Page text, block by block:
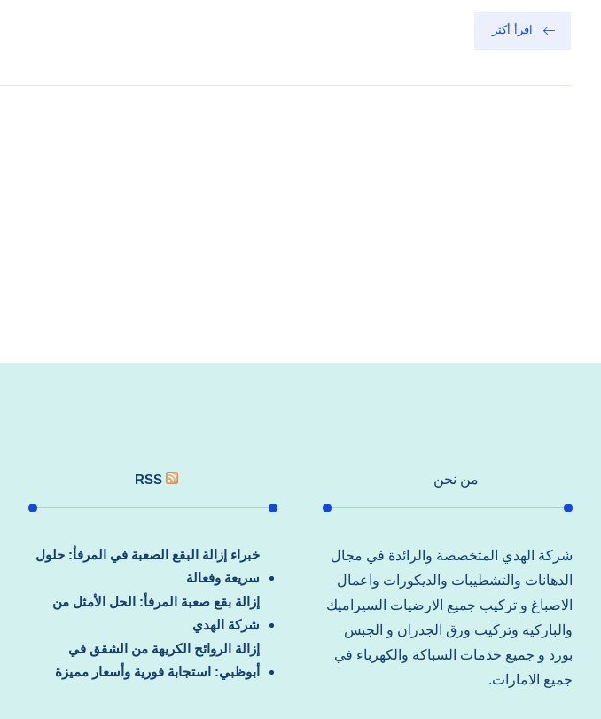
اقرأ أكثر
من نحن
شركة الهدي المتخصصة والرائدة في مجال
الدهانات والتشطيبات والديكورات واعمال
الاصباغ و تركيب جميع الارضيات السيراميك
والباركيه وتركيب ورق الجدران و الجبس
بورد و جميع خدمات السباكة والكهرباء في
جميع الامارات.
RSS
خبراء إزالة البقع الصعبة في المرفأ: حلول
سريعة وفعالة
إزالة بقع صعبة المرفأ: الحل الأمثل من
شركة الهدي
إزالة الروائح الكريهة من الشقق في
أبوظبي: استجابة فورية وأسعار مميزة